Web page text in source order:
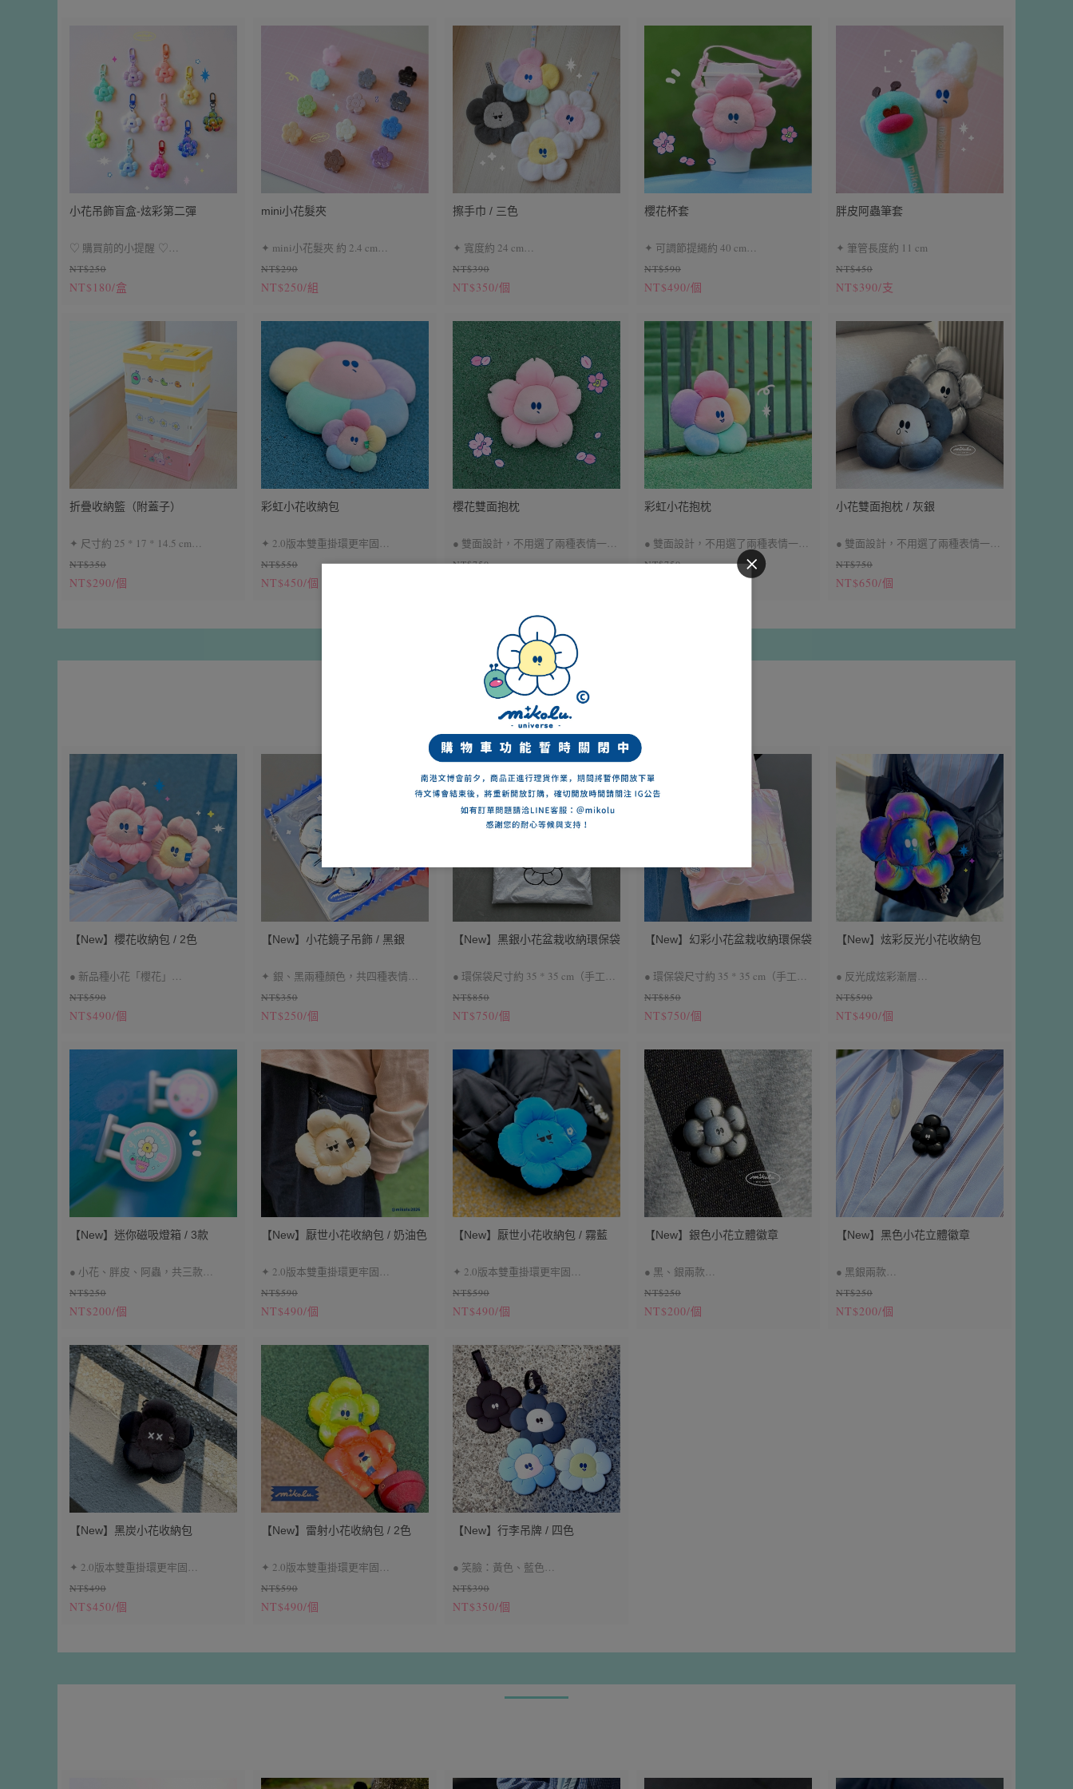
小花吊飾盲盒-炫彩第二彈
♡ 購買前的小提醒 ♡
盲盒類商品售出取貨後無法退換貨
● 表面若出現微小突起，為脫模成型
時的自然痕跡，屬正常現象喔
● 印刷時因噴頭移動，偶爾會產生細
微透明飛墨，並非瑕疵
● 炫彩鍍膜會因使用後有脫落的可
能，避免與尖銳物碰撞
●購買一中盒不會有黑色款●黑色款
為單盒隨機出現喔
#完美主義者建議先略過這款商品，
小花會再努力變更厲害的 ✨
NT$250
NT$180/盒
mini小花髮夾
✦ mini小花髮夾 約 2.4 cm
✦ 奶油系、繽紛系、暗黑系
✦ 一盒4朵、共三種風格
NT$290
NT$250/組
擦手巾 / 三色
✦ 寬度約 24 cm
✦ 灰色、彩虹、白色小花共三種
NT$390
NT$350/個
櫻花杯套
✦ 可調節提繩約 40 cm
✦ 可水洗（O）
NT$590
NT$490/個
胖皮阿蟲筆套
✦ 筆管長度約 11 cm
NT$450
NT$390/支
折疊收納籃（附蓋子）
✦ 尺寸約 25 * 17 * 14.5 cm
✦ 附收納蓋
NT$350
NT$290/個
彩虹小花收納包
✦ 2.0版本雙重掛環更牢固
✦ 耳機包、小零錢包
✦ 絨布材質，觸感柔軟
NT$550
NT$450/個
櫻花雙面抱枕
● 雙面設計，不用選了兩種表情一次
擁有～
＃兩件優惠中下單備注顏色
NT$750
彩虹小花抱枕
● 雙面設計，不用選了兩種表情一次
擁有～
＃兩件優惠中下單備注顏色
NT$750
小花雙面抱枕 / 灰銀
● 雙面設計，不用選了兩種表情一次
擁有～
● 彈力絨布材質，觸感柔軟舒服
＃兩件優惠中下單請備注顏色
NT$750
NT$650/個
【New】櫻花收納包 / 2色
● 新品種小花「櫻花」
● 黃粉笑臉、粉紅臭臉，共兩款
● 2.0版本雙重掛環更牢固
NT$590
NT$490/個
【New】小花鏡子吊飾 / 黑銀
✦ 銀、黑兩種顏色，共四種表情
✦ 小花尺寸 / 約 9 cm、壓克力圓片直
徑 / 約 5 cm
價
銀色款表面有些微氣泡及組裝痕
跡，不引響正常使用
如果對組裝痕跡比較在意，請選擇黑
♡
NT$350
NT$250/個
【New】黑銀小花盆栽收納環保袋
● 環保袋尺寸約 35 * 35 cm（手工測
量會有些許誤差）
● 折疊後可收納於盆栽內
背)
● 因批次不同，環保袋會有顏色上的
差別
NT$850
NT$750/個
【New】幻彩小花盆栽收納環保袋
● 環保袋尺寸約 35 * 35 cm（手工測
量會有些許誤差）
● 折疊後可收納於盆栽內
● 因批次不同，環保袋會有顏色上的
差別
NT$850
NT$750/個
【New】炫彩反光小花收納包
● 反光成炫彩漸層
● 2.0版本雙重掛環更牢固
● 耳機包、小零錢包
NT$590
NT$490/個
【New】迷你磁吸燈箱 / 3款
● 小花、胖皮、阿蟲，共三款
● 磁吸功能、調節開關可發光
NT$250
NT$200/個
【New】厭世小花收納包 / 奶油色
✦ 2.0版本雙重掛環更牢固
✦ 耳機包、小零錢包
NT$590
NT$490/個
【New】厭世小花收納包 / 霧藍
✦ 2.0版本雙重掛環更牢固
✦ 耳機包、小零錢包
NT$590
NT$490/個
【New】銀色小花立體徽章
● 黑、銀兩款
● 背面刺針、橡膠帽一組
● 表面刮痕、黑漬為仿舊工藝非瑕疵
NT$250
NT$200/個
【New】黑色小花立體徽章
● 黑銀兩款
● 背面刺針、橡膠帽一組
NT$250
NT$200/個
【New】黑炭小花收納包
✦ 2.0版本雙重掛環更牢固
✦ 耳機包、小零錢包
✦ 絨布材質，觸感柔軟
NT$490
NT$450/個
【New】雷射小花收納包 / 2色
✦ 2.0版本雙重掛環更牢固
✦ 耳機包、小零錢包
NT$590
NT$490/個
【New】行李吊牌 / 四色
● 笑臉：黃色、藍色
● 臭臉：黑色、灰色
● 背面表格可留下聯繫方式
NT$390
NT$350/個